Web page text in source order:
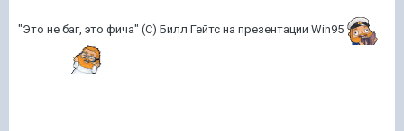
"Это не баг, это фича" (С) Билл Гейтс на презентации Win95